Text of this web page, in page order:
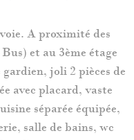
A proximité des
et au 3ème étage
joli 2 pièces de
avec placard, vaste
séparée équipée,
salle de bains, wc